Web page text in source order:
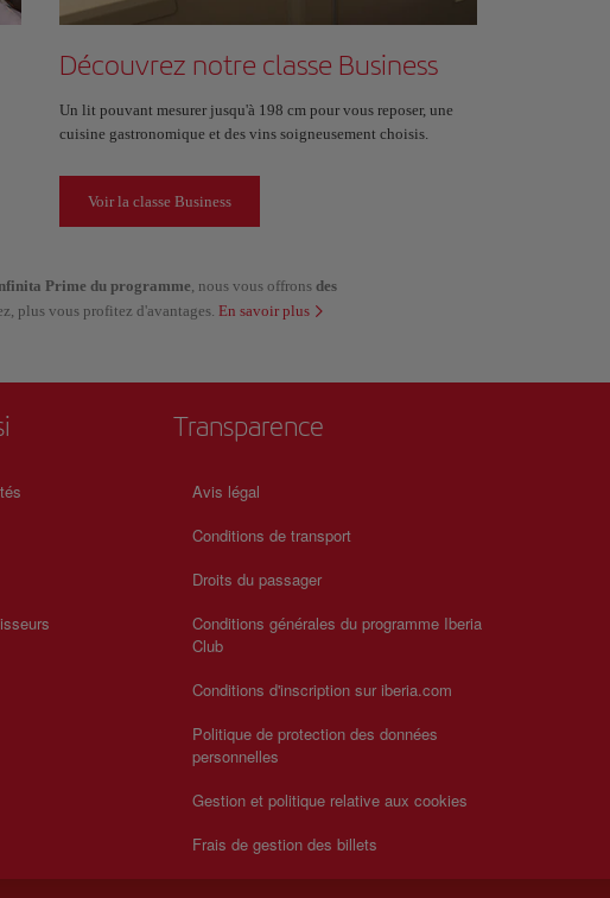
Découvrez notre classe Business
Un lit pouvant mesurer jusqu'à 198 cm pour vous reposer, une
cuisine gastronomique et des vins soigneusement choisis.
Voir la classe Business
Prime du programme, nous vous offronsdes
plus vous profitez d'avantages. En savoir plus
Transparence
Avis légal
Conditions de transport
Droits du passager
Conditions générales du programme Iberia
Club
Conditions d'inscription sur iberia.com
Politique de protection des données
personnelles
Gestion et politique relative aux cookies
Frais de gestion des billets